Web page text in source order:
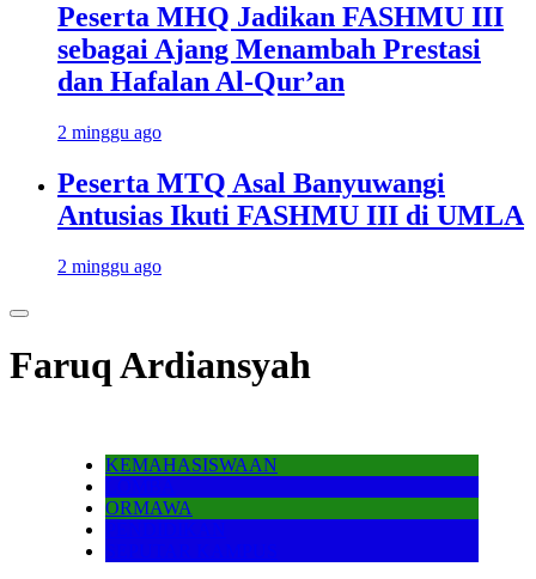
Peserta MHQ Jadikan FASHMU III
sebagai Ajang Menambah Prestasi
dan Hafalan Al-Qur’an
2 minggu ago
Peserta MTQ Asal Banyuwangi
Antusias Ikuti FASHMU III di UMLA
2 minggu ago
Faruq Ardiansyah
KEMAHASISWAAN
ORMAWA